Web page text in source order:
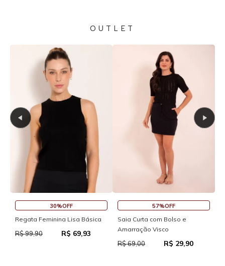
OUTLET
30%OFF
Regata Feminina Lisa Básica
R$ 99,90 R$ 69,93
57%OFF
Saia Curta com Bolso e
Amarração Visco
R$ 69,00 R$ 29,90